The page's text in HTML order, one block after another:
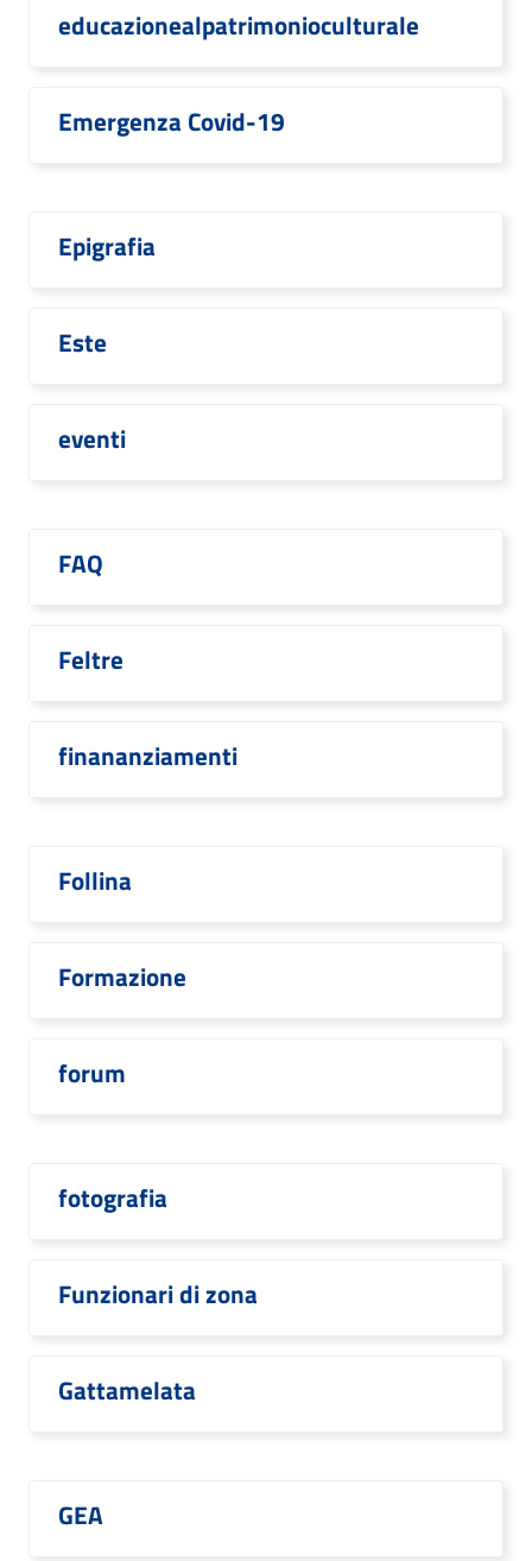
educazionealpatrimonioculturale
Emergenza Covid-19
Epigrafia
Este
eventi
FAQ
Feltre
finananziamenti
Follina
Formazione
forum
fotografia
Funzionari di zona
Gattamelata
GEA